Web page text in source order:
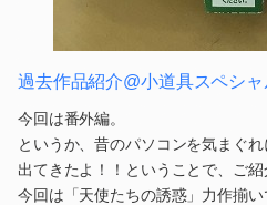
過去作品紹介@小道具スペシャ
今回は番外編。
というか、昔のパソコンを気まぐ
出てきたよ！！ということで、ご
今回は「天使たちの誘惑」力作揃い